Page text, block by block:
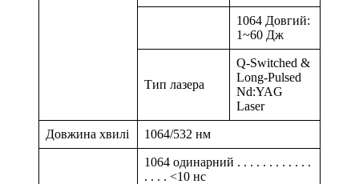
1064 Довгий:
1~60 Дж
Тип лазера
Q-Switched &
Long-Pulsed
Nd:YAG
Laser
Довжина хвилі 1064/532 нм
1064 одинарний . . . . . . . . . . . .
. . . . <10 нс